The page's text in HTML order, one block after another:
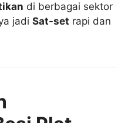
di berbagai sektor
jadi Sat-set rapi dan